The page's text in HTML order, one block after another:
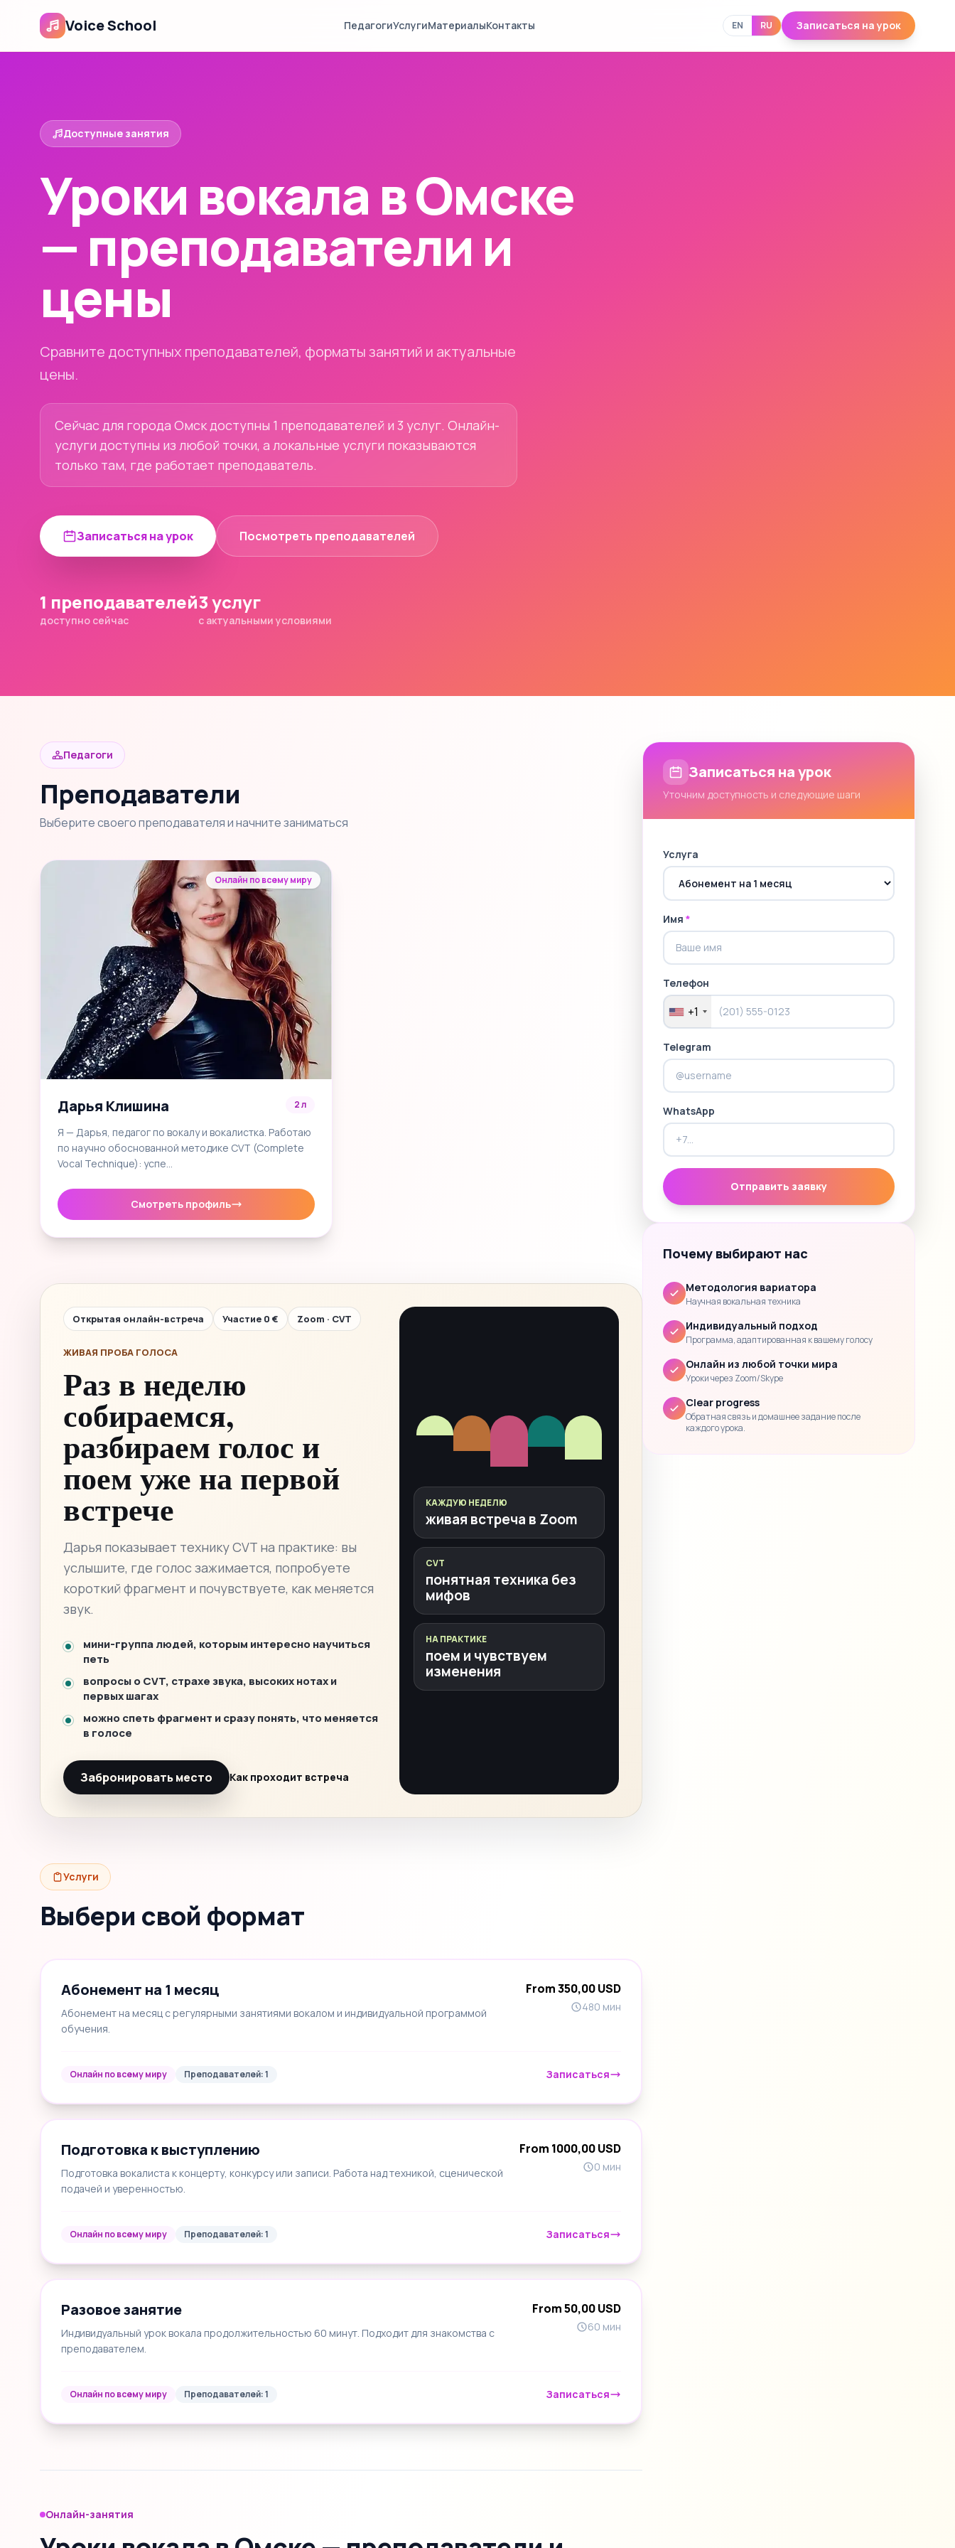
Voice School ПедагогиУслугиМатериалыКонтакты EN RU Записаться на урок
Доступные занятия
Уроки вокала в Омске
— преподаватели и
цены
Сравните доступных преподавателей, форматы занятий и актуальные
цены.
Сейчас для города Омск доступны 1 преподавателей и 3 услуг. Онлайн-
услуги доступны из любой точки, а локальные услуги показываются
только там, где работает преподаватель.
Записаться на урок Посмотреть преподавателей
1 преподавателей
доступно сейчас
3 услуг
с актуальными условиями
Педагоги
Преподаватели
Выберите своего преподавателя и начните заниматься
Онлайн по всему миру
Дарья Клишина 2 л
Я — Дарья, педагог по вокалу и вокалистка. Работаю
по научно обоснованной методике CVT (Complete
Vocal Technique): успе…
Смотреть профиль
Открытая онлайн-встреча Участие 0 € Zoom · CVT
ЖИВАЯ ПРОБА ГОЛОСА
Раз в неделю
собираемся,
разбираем голос и
поем уже на первой
встрече
Дарья показывает технику CVT на практике: вы
услышите, где голос зажимается, попробуете
короткий фрагмент и почувствуете, как меняется
звук.
мини-группа людей, которым интересно научиться
петь
вопросы о CVT, страхе звука, высоких нотах и
первых шагах
можно спеть фрагмент и сразу понять, что меняется
в голосе
Забронировать место Как проходит встреча
КАЖДУЮ НЕДЕЛЮ
живая встреча в Zoom
CVT
понятная техника без
мифов
НА ПРАКТИКЕ
поем и чувствуем
изменения
Услуги
Выбери свой формат
Абонемент на 1 месяц
Абонемент на месяц с регулярными занятиями вокалом и индивидуальной программой
обучения.
From 350,00 USD
480 мин
Онлайн по всему миру Преподавателей: 1 Записаться
Подготовка к выступлению
Подготовка вокалиста к концерту, конкурсу или записи. Работа над техникой, сценической
подачей и уверенностью.
From 1000,00 USD
0 мин
Онлайн по всему миру Преподавателей: 1 Записаться
Разовое занятие
Индивидуальный урок вокала продолжительностью 60 минут. Подходит для знакомства с
преподавателем.
From 50,00 USD
60 мин
Онлайн по всему миру Преподавателей: 1 Записаться
Онлайн-занятия
Записаться на урок
Уточним доступность и следующие шаги
Услуга
Имя *
Телефон
+1
Telegram
WhatsApp
Отправить заявку
Почему выбирают нас
Методология вариатора
Научная вокальная техника
Индивидуальный подход
Программа, адаптированная к вашему голосу
Онлайн из любой точки мира
Уроки через Zoom/Skype
Clear progress
Обратная связь и домашнее задание после
каждого урока.